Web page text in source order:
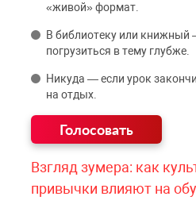
«живой» формат.
В библиотеку или книжный
погрузиться в тему глубже.
Никуда — если урок
на отдых.
Взгляд зумера: как
привычки влияют на